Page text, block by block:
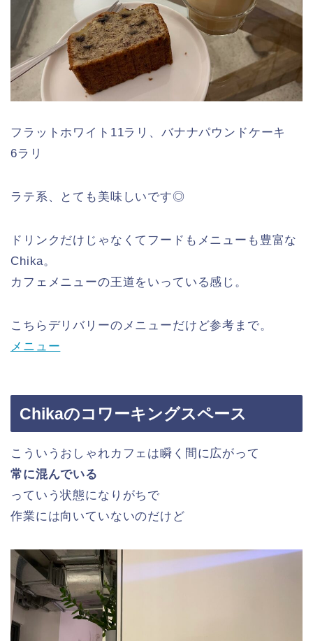
フラットホワイト11ラリ、バナナパウンドケーキ
6ラリ
ラテ系、とても美味しいです◎
ドリンクだけじゃなくてフードもメニューも豊富な
Chika。
カフェメニューの王道をいっている感じ。
こちらデリバリーのメニューだけど参考まで。
メニュー
Chikaのコワーキングスペース
こういうおしゃれカフェは瞬く間に広がって
常に混んでいる
っていう状態になりがちで
作業には向いていないのだけど